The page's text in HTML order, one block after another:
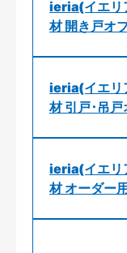
ieria(イエリ
材 開き戸オ
ieria(イエリ
材 引戸･吊
ieria(イエリ
材 オーダー